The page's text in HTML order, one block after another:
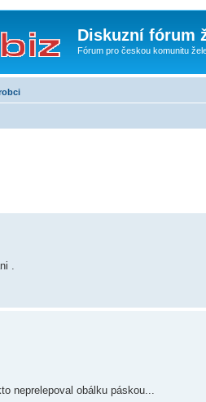
Diskuzní fórum
Fórum pro českou komunitu
.
neprelepoval obálku páskou...